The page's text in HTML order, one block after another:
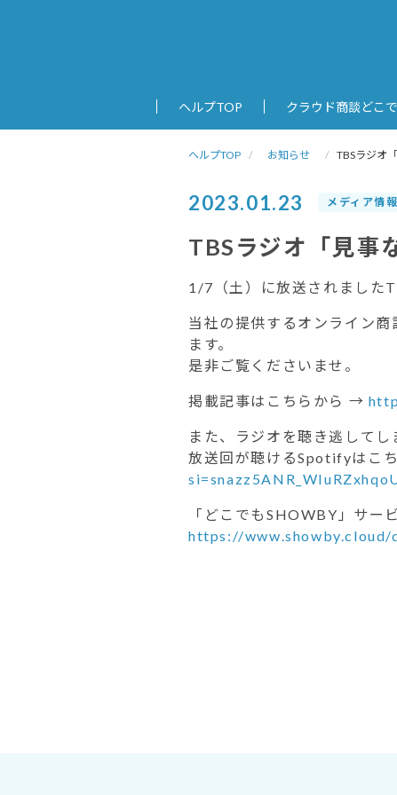
ヘルプTOP クラウド商談どこ
ヘルプTOP お知らせ TBSラジオ
2023.01.23 メディア情報
TBSラジオ「見事
1/7（土）に放送されました
当社の提供するオンライン
ます。
是非ご覧くださいませ。
掲載記事はこちらから →
また、ラジオを聴き逃して
放送回が聴けるSpotifyはこ
「どこでもSHOWBY」サー
https://www.showby.cloud/